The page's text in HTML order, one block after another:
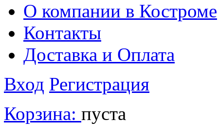
О компании в Костроме
Контакты
Доставка и Оплата
Вход Регистрация
Корзина: пуста